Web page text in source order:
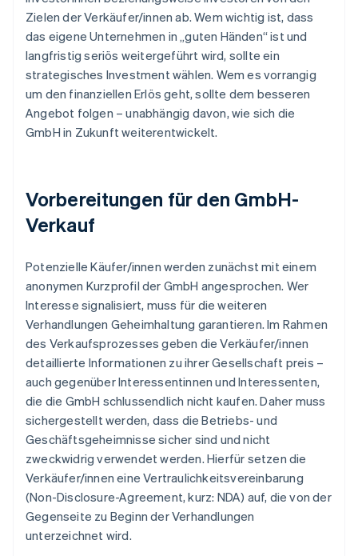
Zielen der Verkäufer/innen ab. Wem wichtig ist, dass
das eigene Unternehmen in „guten Händen“ ist und
langfristig seriös weitergeführt wird, sollte ein
strategisches Investment wählen. Wem es vorrangig
um den finanziellen Erlös geht, sollte dem besseren
Angebot folgen – unabhängig davon, wie sich die
GmbH in Zukunft weiterentwickelt.
Vorbereitungen für den GmbH-
Verkauf
Potenzielle Käufer/innen werden zunächst mit einem
anonymen Kurzprofil der GmbH angesprochen. Wer
Interesse signalisiert, muss für die weiteren
Verhandlungen Geheimhaltung garantieren. Im Rahmen
des Verkaufsprozesses geben die Verkäufer/innen
detaillierte Informationen zu ihrer Gesellschaft preis –
auch gegenüber Interessentinnen und Interessenten,
die die GmbH schlussendlich nicht kaufen. Daher muss
sichergestellt werden, dass die Betriebs- und
Geschäftsgeheimnisse sicher sind und nicht
zweckwidrig verwendet werden. Hierfür setzen die
Verkäufer/innen eine Vertraulichkeitsvereinbarung
(Non-Disclosure-Agreement, kurz: NDA) auf, die von der
Gegenseite zu Beginn der Verhandlungen
unterzeichnet wird.